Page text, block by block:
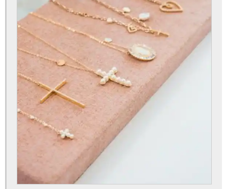
Banho de paladio
Banho de paladio em semi joias
Banho de paladio limeira
Banho de prata
Banho de prata em bijuterias
Banho de ródio
Banho de ródio limeira sp
Banho em atacado de joias limeira
Banho em bijuterias limeira sp
Banho em semijoias limeira
Joias no atacado